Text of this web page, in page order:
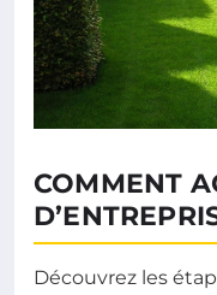
COMMENT
Découvrez les